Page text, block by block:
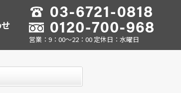
営業：9：00～22：00 定休日：水曜日